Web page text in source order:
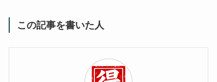
この記事を書いた人